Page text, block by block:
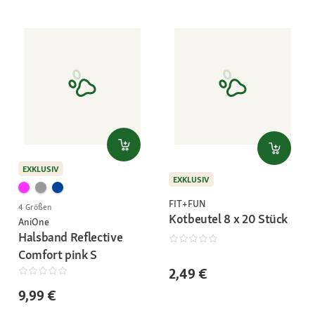
EXKLUSIV
4 Größen
AniOne
Halsband Reflective
Comfort pink S
9,99 €
EXKLUSIV
FIT+FUN
Kotbeutel 8 x 20 Stück
2,49 €